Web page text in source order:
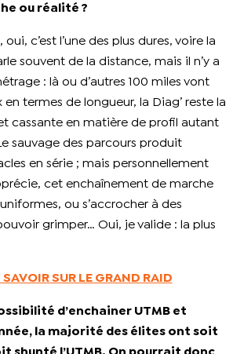
ou réalité ?
oui, c’est l’une des plus dures, voire la
souvent de la distance, mais il n’y a
: là ou d’autres 100 miles vont
en termes de longueur, la Diag’ reste la
cassante en matière de profil autant
sauvage des parcours produit
en série ; mais personnellement
cet enchaînement de marche
ou s’accrocher à des
grimper… Oui, je valide : la plus
SUR LE GRAND RAID
d’enchainer UTMB et
la majorité des élites ont soit
shunté l’UTMB. On pourrait donc